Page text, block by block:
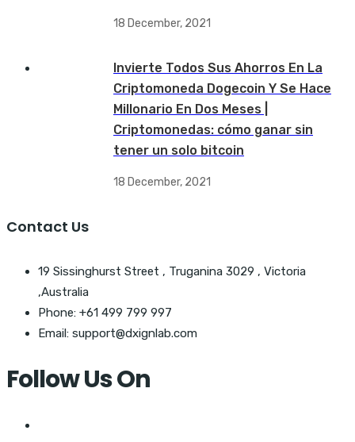
18 December, 2021
Invierte Todos Sus Ahorros En La
Criptomoneda Dogecoin Y Se Hace
Millonario En Dos Meses |
Criptomonedas: cómo ganar sin
tener un solo bitcoin
18 December, 2021
Contact Us
19 Sissinghurst Street , Truganina 3029 , Victoria
,Australia
Phone: +61 499 799 997
Email: support@dxignlab.com
Follow Us On